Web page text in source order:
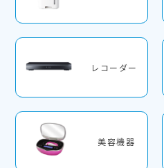
レコーダー
美容機器